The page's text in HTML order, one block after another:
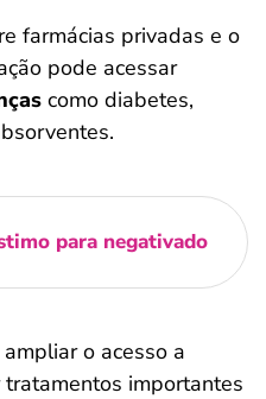
farmácias privadas e o
pode acessar
como diabetes,
para negativado
o acesso a
importantes